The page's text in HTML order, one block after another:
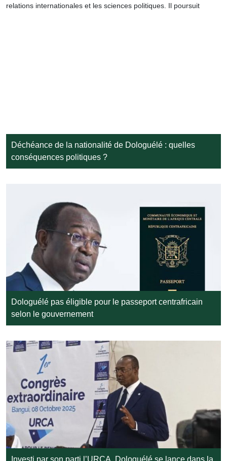
relations internationales et les sciences politiques. Il poursuit
Déchéance de la nationalité de Dologuélé : quelles
conséquences politiques ?
Dologuélé pas éligible pour le passeport centrafricain
selon le gouvernement